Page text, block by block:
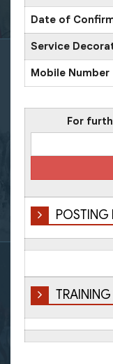
Date of
Service
Mobile Number
For
POSTING
TRAINING